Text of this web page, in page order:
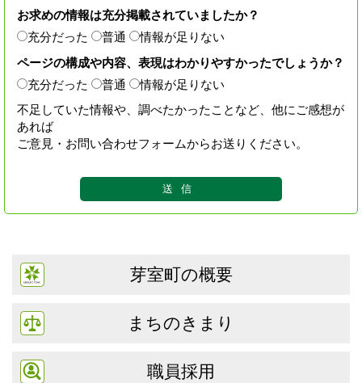
お求めの情報は充分掲載されていましたか？
充分だった
普通
情報が足りない
ページの構成や内容、表現はわかりやすかったでしょうか？
充分だった
普通
情報が足りない
不足していた情報や、調べたかったことなど、他にご感想が
あれば
ご意見・お問い合わせフォームからお送りください。
芽室町の概要
まちのきまり
職員採用